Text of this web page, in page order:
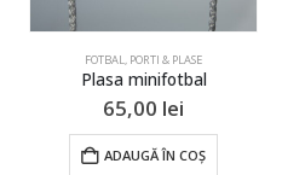
SPORT PENTRU COPIIFOTBAL, PORTI & PLASE
Plasa minifotbal
65,00 lei
ADAUGĂ ÎN COȘ